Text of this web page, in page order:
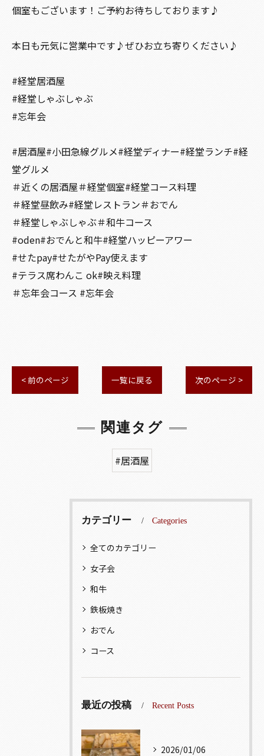
個室もございます！ご予約お待ちしております♪
本日も元気に営業中です♪ぜひお立ち寄りください♪
#経堂居酒屋
#経堂しゃぶしゃぶ
#忘年会
#居酒屋#小田急線グルメ#経堂ディナー#経堂ランチ#経
堂グルメ
＃近くの居酒屋＃経堂個室#経堂コース料理
＃経堂昼飲み#経堂レストラン＃おでん
＃経堂しゃぶしゃぶ＃和牛コース
#oden#おでんと和牛#経堂ハッピーアワー
#せたpay#せたがやPay使えます
#テラス席わんこ ok#映え料理
＃忘年会コース #忘年会
< 前のページ 一覧に戻る 次のページ >
関連タグ
#居酒屋
カテゴリー Categories
全てのカテゴリー
女子会
和牛
鉄板焼き
おでん
コース
最近の投稿 Recent Posts
2026/01/06